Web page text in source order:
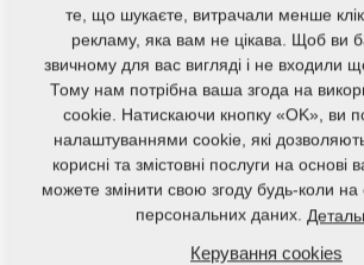
те, що шукаєте, витрачали менше
рекламу, яка вам не цікава. Щоб ви
звичному для вас вигляді і не входили
Тому нам потрібна ваша згода на
cookie. Натискаючи кнопку «OK», ви
налаштуваннями cookie, які
корисні та змістовні послуги на
можете змінити свою згоду будь-коли на
персональних даних.
Керування cookies